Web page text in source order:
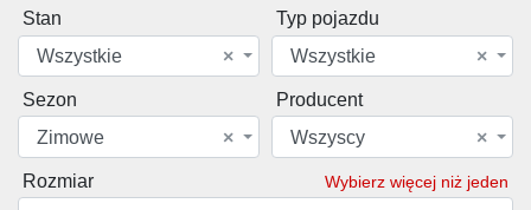
Stan
×
Wszystkie
Typ pojazdu
×
Wszystkie
Sezon
×
Zimowe
Producent
×
Wszyscy
Rozmiar Wybierz więcej niż jeden